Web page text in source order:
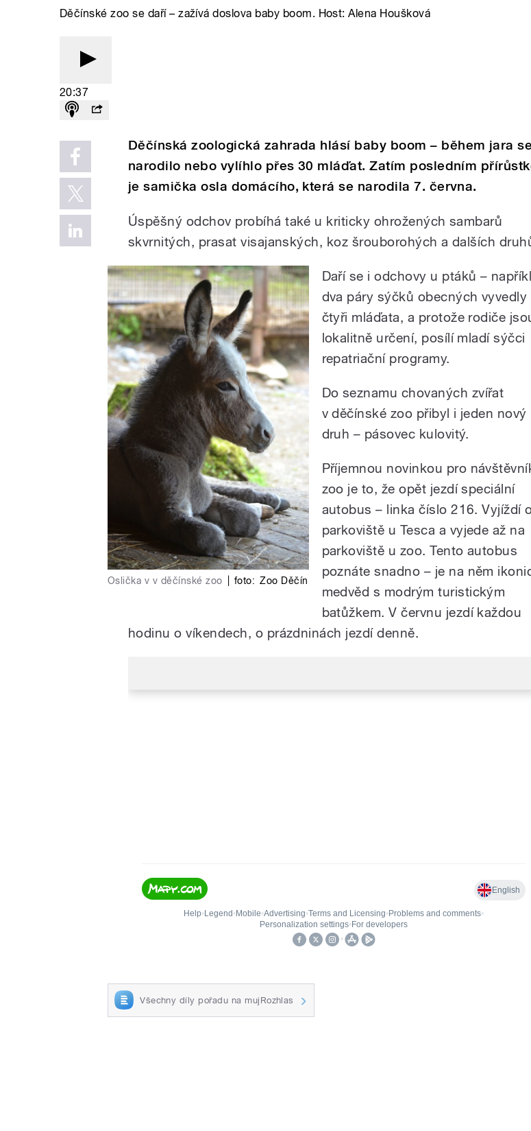
Děčínské zoo se daří – zažívá doslova baby boom. Host: Alena Houšková
20:37
Děčínská zoologická zahrada hlásí baby boom – během jara
narodilo nebo vylíhlo přes 30 mláďat. Zatím posledním
je samička osla domácího, která se narodila 7. června.
Úspěšný odchov probíhá také u kriticky ohrožených sambarů
skvrnitých, prasat visajanských, koz šrouborohých a dalších
Oslička v v děčínské zoo foto: Zoo Děčín
Daří se i odchovy u ptáků –
dva páry sýčků obecných vyvedly
čtyři mláďata, a protože rodiče
lokalitně určení, posílí mladí sýčci
repatriační programy.
Do seznamu chovaných zvířat
v děčínské zoo přibyl i jeden nový
druh – pásovec kulovitý.
Příjemnou novinkou pro
zoo je to, že opět jezdí speciální
autobus – linka číslo 216. Vyjíždí
parkoviště u Tesca a vyjede až na
parkoviště u zoo. Tento autobus
poznáte snadno – je na něm
medvěd s modrým turistickým
batůžkem. V červnu jezdí každou
hodinu o víkendech, o prázdninách jezdí denně.
Všechny díly pořadu na mujRozhlas